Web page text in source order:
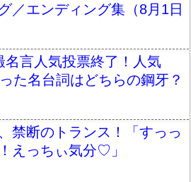
／エンディング集（8月1日
名言人気投票終了！人気
た名台詞はどちらの鋼牙？
禁断のトランス！「すっっ
えっちぃ気分♡」